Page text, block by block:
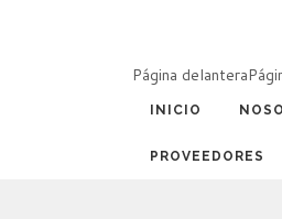
Página delantera
INICIO
PROVEEDORES